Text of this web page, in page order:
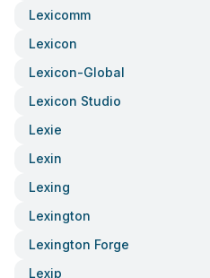
Lexicomm
Lexicon
Lexicon-Global
Lexicon Studio
Lexie
Lexin
Lexing
Lexington
Lexington Forge
Lexip